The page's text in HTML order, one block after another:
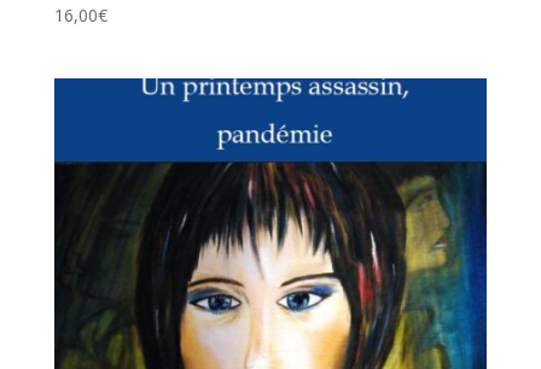
16,00€